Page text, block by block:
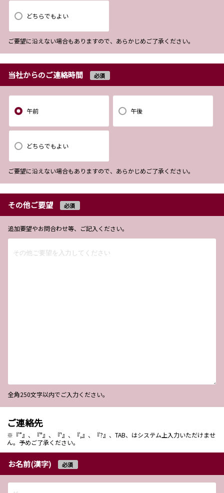
どちらでもよい
ご要望に沿えない場合もありますので、あらかじめご了承ください。
当社からのご連絡時間 必須
午前 午後
どちらでもよい
ご要望に沿えない場合もありますので、あらかじめご了承ください。
その他ご要望 必須
追加要望やお問合わせ等、ご記入ください。
全角250文字以内でご入力ください。
ご連絡先
※『”』、『"』、『'』、『,』、『?』、TAB、はシステム上入力いただけませ
ん。予めご了承ください。
お名前(漢字) 必須